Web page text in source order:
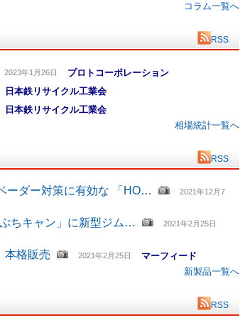
コラム一覧へ
RSS
2023年1月26日 プロトコーポレーション
日本鉄リサイクル工業会
日本鉄リサイクル工業会
相場統計一覧へ
RSS
ーダー対策に有効な 「HO… 2021年12月7
ちキャン」に新型ジム… 2021年2月25日
本格販売 2021年2月25日
マーフィード
新製品一覧へ
RSS